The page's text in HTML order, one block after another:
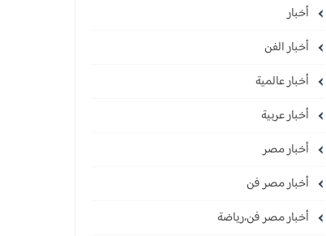
أخبار
أخبار الفن
أخبار عالمية
أخبار عربية
أخبار مصر
أخبار مصر فن
أخبار مصر فن،رياضة